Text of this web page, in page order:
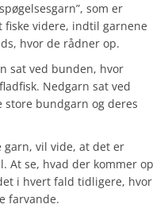
som er
videre, indtil garnene
hvor de rådner op.
sat ved bunden, hvor
Nedgarn sat ved
store bundgarn og deres
vil vide, at det er
At se, hvad der kommer op
i hvert fald tidligere, hvor
farvande.